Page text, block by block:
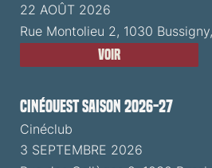
22 AOÛT 2026
Rue Montolieu 2, 1030
Voir
CinéOuest Saison 2026-27
Cinéclub
3 SEPTEMBRE 2026